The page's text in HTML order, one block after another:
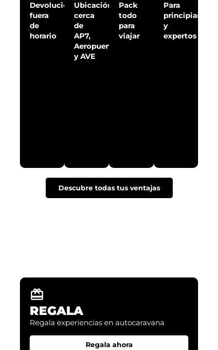
Devolución
fuera
de
horario
Ubicación
cerca
de
AP7,
Aeropuerto
y AVE
Pack
todo
para
viajar
Para
principiantes
y
expertos
Descubre todas tus ventajas
REGALA
Regala experiencias en autocaravana​
Regala ahora